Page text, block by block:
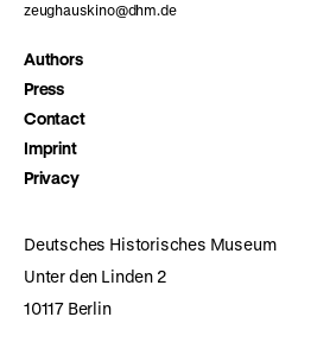
zeughauskino@dhm.de
Authors
Press
Contact
Imprint
Privacy
Deutsches Historisches Museum
Unter den Linden 2
10117 Berlin